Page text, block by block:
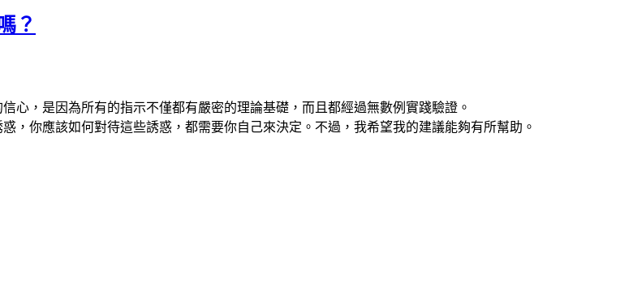
？
心，是因為所有的指示不僅都有嚴密的理論基礎，而且都經過無數例實踐驗證。
，你應該如何對待這些誘惑，都需要你自己來決定。不過，我希望我的建議能夠有所幫助。